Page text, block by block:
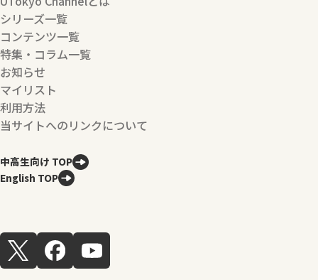
シリーズ一覧
コンテンツ一覧
特集・コラム一覧
お知らせ
マイリスト
利用方法
当サイトへのリンクについて
中高生向け TOP
English TOP